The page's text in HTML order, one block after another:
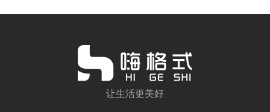
让生活更美好